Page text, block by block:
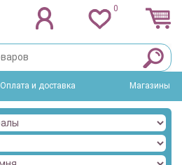
0
Оплата и доставка Магазины